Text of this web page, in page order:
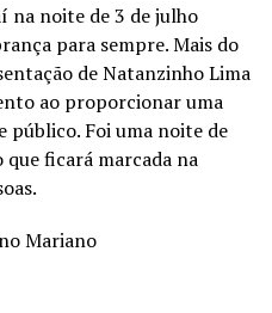
na noite de 3 de julho
para sempre. Mais do
de Natanzinho Lima
ao proporcionar uma
público. Foi uma noite de
que ficará marcada na
Mariano